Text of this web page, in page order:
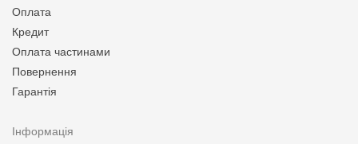
Оплата
Кредит
Оплата частинами
Повернення
Гарантія
Інформація